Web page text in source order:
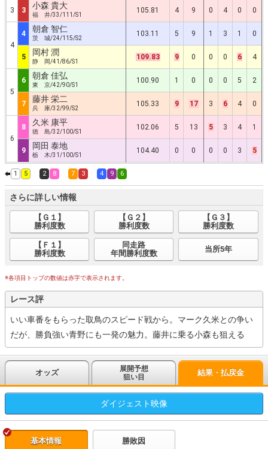
3 3 小森 貴大
福 井/33/111/S1
105.81 4 9 0 4 0 0
4
4 朝倉 智仁
茨 城/24/115/S2
103.11 5 9 1 3 1 0
5 岡村 潤
静 岡/41/86/S1
109.83 9 0 0 0 6 4
5
6 朝倉 佳弘
東 京/42/90/S1
100.90 1 0 0 0 5 2
7 藤井 栄二
兵 庫/32/99/S2
105.33 9 17 3 6 4 0
6
8 久米 康平
徳 島/32/100/S1
102.06 5 13 5 3 4 1
9 岡田 泰地
栃 木/31/100/S1
104.40 0 0 0 0 3 5
1 5 2 8 7 3 4 9 6
さらに詳しい情報
【Ｇ１】
勝利度数
【Ｇ２】
勝利度数
【Ｇ３】
勝利度数
【Ｆ１】
勝利度数
同走路
年間勝利度数
当所5年
※各項目トップの数値は赤字で表示されます。
レース評
いい車番をもらった取鳥のスピード戦から。マーク久米との争い
だが、勝負強い青野にも一発の魅力。藤井に乗る小森も狙える
オッズ
展開予想
狙い目
結果・払戻金
ダイジェスト映像
基本情報 勝敗因